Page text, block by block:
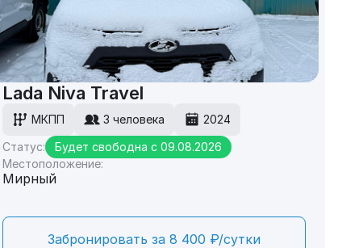
Lada Niva Travel
МКПП 3 человека
2024
Статус:
Будет свободна с 09.08.2026
Местоположение:
Мирный
Забронировать за 8 400 ₽/сутки